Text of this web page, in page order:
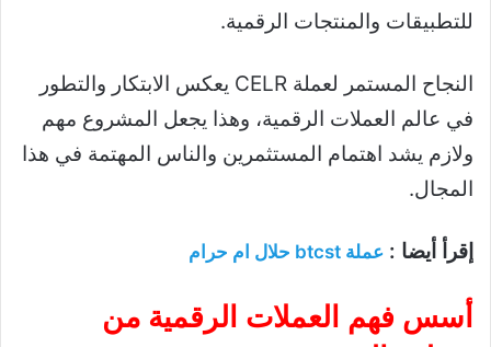
للتطبيقات والمنتجات الرقمية.
النجاح المستمر لعملة CELR يعكس الابتكار والتطور
في عالم العملات الرقمية، وهذا يجعل المشروع مهم
ولازم يشد اهتمام المستثمرين والناس المهتمة في هذا
المجال.
إقرأ أيضا : عملة btcst حلال ام حرام
أسس فهم العملات الرقمية من